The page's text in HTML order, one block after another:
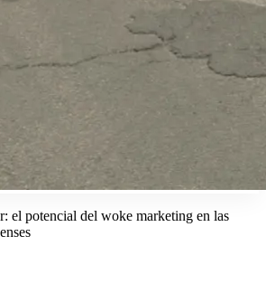
el potencial del woke marketing en las